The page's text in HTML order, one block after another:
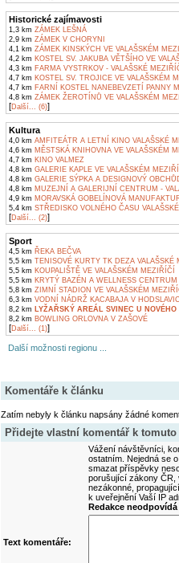
Historické zajímavosti
1,3 km ZÁMEK LEŠNÁ
2,9 km ZÁMEK V CHORYNI
4,1 km ZÁMEK KINSKÝCH VE VALAŠSKÉM
4,2 km KOSTEL SV. JAKUBA VĚTŠÍHO VE
4,3 km FARMA VYSTRKOV - VALAŠSKÉ
4,7 km KOSTEL SV. TROJICE VE VALAŠSKÉM
4,7 km FARNÍ KOSTEL NANEBEVZETÍ PANNY
4,8 km ZÁMEK ŽEROTÍNŮ VE VALAŠSKÉM
[Další... (6)]
Kultura
4,0 km AMFITEÁTR A LETNÍ KINO VALAŠSKÉ
4,6 km MĚSTSKÁ KNIHOVNA VE VALAŠSKÉM
4,7 km KINO VALMEZ
4,8 km GALERIE KAPLE VE VALAŠSKÉM
4,8 km GALERIE SÝPKA A DESIGNOVÝ
4,8 km MUZEJNÍ A GALERIJNÍ CENTRUM -
4,9 km MORAVSKÁ GOBELÍNOVÁ
5,4 km STŘEDISKO VOLNÉHO ČASU
[Další... (2)]
Sport
4,5 km ŘEKA BEČVA
5,5 km TENISOVÉ KURTY TK DEZA VALAŠSKÉ
5,5 km KOUPALIŠTĚ VE VALAŠSKÉM MEZIŘÍČÍ
5,5 km KRYTÝ BAZÉN A WELLNESS CENTRUM
5,8 km ZIMNÍ STADION VE VALAŠSKÉM
6,3 km VODNÍ NÁDRŽ KACABAJA V
8,2 km LYŽAŘSKÝ AREÁL SVINEC U NOVÉHO
8,2 km BOWLING ORLOVNA V ZAŠOVÉ
[Další... (1)]
Další možnosti regionu ...
Komentáře k článku
Zatím nebyly k článku napsány žádné
Přidejte vlastní komentář k tomuto
Vážení návštěvníci,
ostatním. Nejedná se
smazat příspěvky
porušující zákony ČR,
nezákonné,
k uveřejnění Vaší IP
Redakce
Text komentáře: